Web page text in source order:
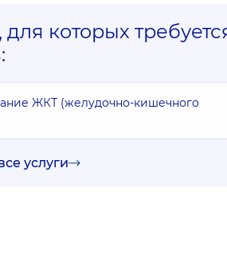
для которых
ЖКТ (желудочно-кишечного
услуги